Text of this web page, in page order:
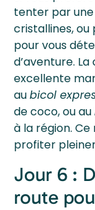
tenter par une
cristallines, ou
pour vous
d’aventure.
excellente
aubicol
de coco, ou au
à la région.
profiter
Jour 6 :
route